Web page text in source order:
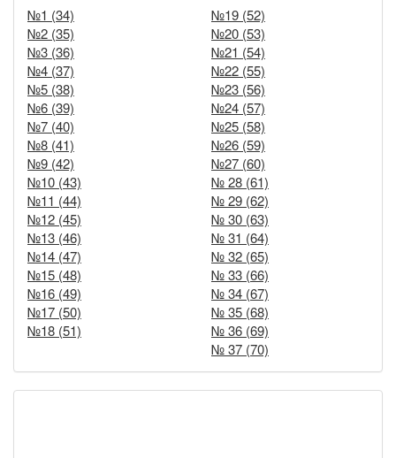
№1 (34)
№2 (35)
№3 (36)
№4 (37)
№5 (38)
№6 (39)
№7 (40)
№8 (41)
№9 (42)
№10 (43)
№11 (44)
№12 (45)
№13 (46)
№14 (47)
№15 (48)
№16 (49)
№17 (50)
№18 (51)
№19 (52)
№20 (53)
№21 (54)
№22 (55)
№23 (56)
№24 (57)
№25 (58)
№26 (59)
№27 (60)
№ 28 (61)
№ 29 (62)
№ 30 (63)
№ 31 (64)
№ 32 (65)
№ 33 (66)
№ 34 (67)
№ 35 (68)
№ 36 (69)
№ 37 (70)